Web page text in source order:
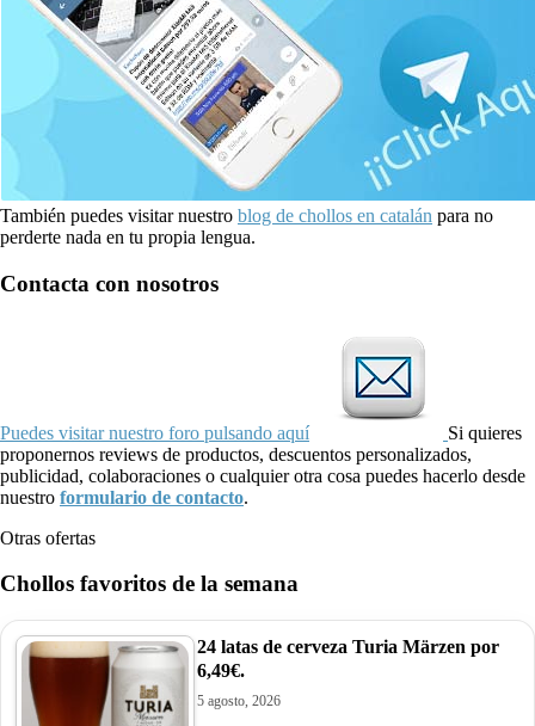
También puedes visitar nuestro blog de chollos en catalán para no
perderte nada en tu propia lengua.
Contacta con nosotros
Puedes visitar nuestro foro pulsando aquí
Si quieres
proponernos reviews de productos, descuentos personalizados,
publicidad, colaboraciones o cualquier otra cosa puedes hacerlo desde
nuestro formulario de contacto.
Otras ofertas
Chollos favoritos de la semana
24 latas de cerveza Turia Märzen por
6,49€.
5 agosto, 2026